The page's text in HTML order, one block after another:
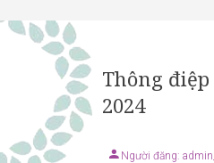
Thông
2024
Người đăng: